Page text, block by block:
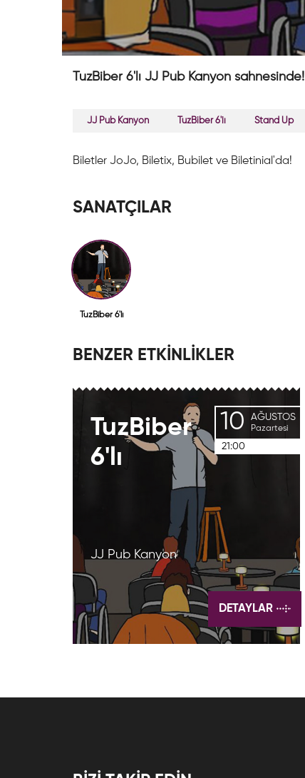
TuzBiber 6'lı JJ Pub Kanyon sahnesinde!
JJ Pub Kanyon TuzBiber 6'lı Stand Up
Biletler JoJo, Biletix, Bubilet ve Biletinial'da!
SANATÇILAR
TuzBiber 6'lı
BENZER ETKİNLİKLER
TuzBiber
6'lı
JJ Pub Kanyon
10 AĞUSTOS
Pazartesi
21:00
DETAYLAR